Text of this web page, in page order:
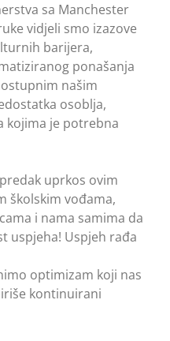
sa Manchester
vidjeli smo izazove
barijera,
ponašanja
našim
osoblja,
kojima je potrebna
uprkos ovim
školskim vođama,
i nama samima da
uspjeha! Uspjeh rađa
optimizam koji nas
kontinuirani